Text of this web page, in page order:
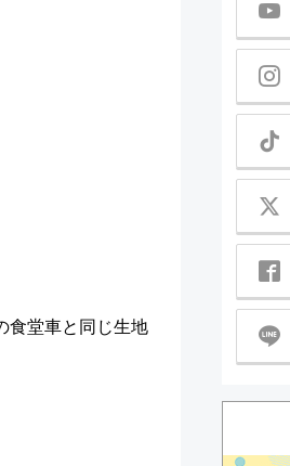
食堂車と同じ生地